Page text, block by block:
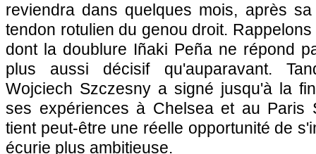
reviendra dans quelques mois, après
tendon rotulien du genou droit.
dont la doublure Iñaki Peña ne répond
plus aussi décisif qu'auparavant.
Wojciech Szczesny a signé jusqu'à la
ses expériences à Chelsea et au Paris
tient peut-être une réelle opportunité de
écurie plus ambitieuse.